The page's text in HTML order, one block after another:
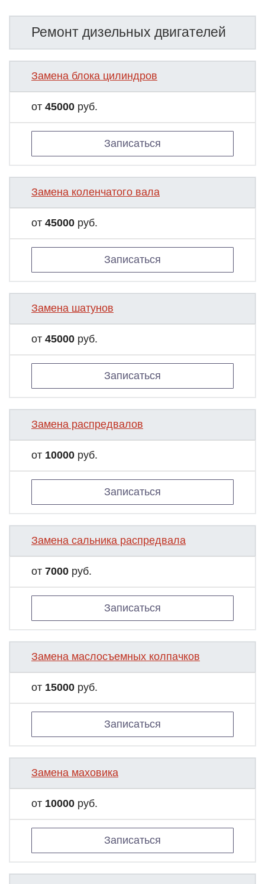
Ремонт дизельных двигателей
Замена блока цилиндров
от 45000 руб.
Записаться
Замена коленчатого вала
от 45000 руб.
Записаться
Замена шатунов
от 45000 руб.
Записаться
Замена распредвалов
от 10000 руб.
Записаться
Замена сальника распредвала
от 7000 руб.
Записаться
Замена маслосъемных колпачков
от 15000 руб.
Записаться
Замена маховика
от 10000 руб.
Записаться